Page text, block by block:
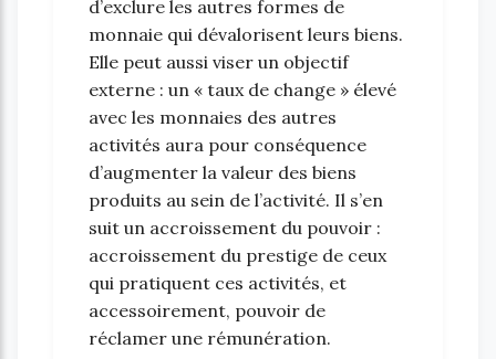
d’exclure les autres formes de
monnaie qui dévalorisent leurs biens.
Elle peut aussi viser un objectif
externe : un « taux de change » élevé
avec les monnaies des autres
activités aura pour conséquence
d’augmenter la valeur des biens
produits au sein de l’activité. Il s’en
suit un accroissement du pouvoir :
accroissement du prestige de ceux
qui pratiquent ces activités, et
accessoirement, pouvoir de
réclamer une rémunération.